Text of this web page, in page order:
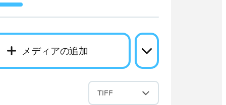
メディアの追加
TIFF